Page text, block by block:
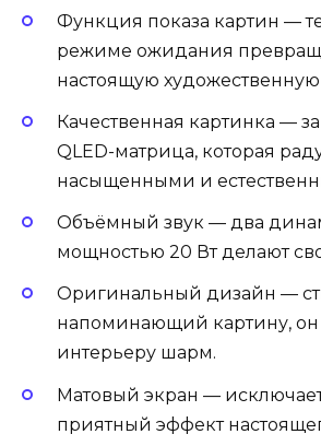
Функция показа картин —
режиме ожидания
настоящую
Качественная картинка — за
QLED-матрица, которая
насыщенными и
Объёмный звук — два
мощностью 20 Вт делают
Оригинальный дизайн —
напоминающий картину, он
интерьеру шарм.
Матовый экран —
приятный эффект